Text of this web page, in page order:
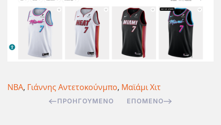
ΝΒΑ, Γιάννης Αντετοκούνμπο, Μαϊάμι Χιτ
ΠΡΟΗΓΟΎΜΕΝΟ ΕΠΌΜΕΝΟ